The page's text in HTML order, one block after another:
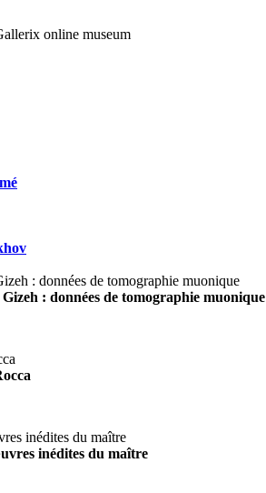
: données de tomographie muonique
inédites du maître